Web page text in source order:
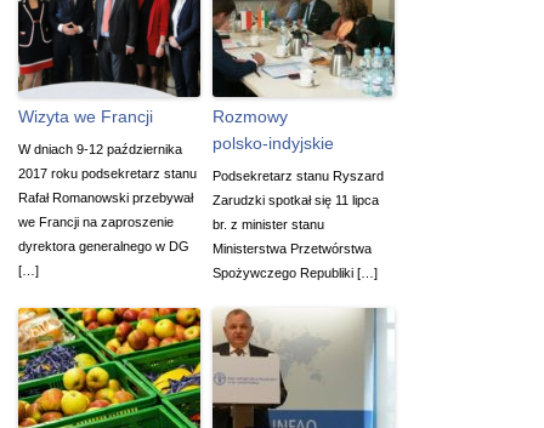
Wizyta we Francji
W dniach 9-12 października
2017 roku podsekretarz stanu
Rafał Romanowski przebywał
we Francji na zaproszenie
dyrektora generalnego w DG
[…]
Rozmowy
polsko-indyjskie
Podsekretarz stanu Ryszard
Zarudzki spotkał się 11 lipca
br. z minister stanu
Ministerstwa Przetwórstwa
Spożywczego Republiki […]